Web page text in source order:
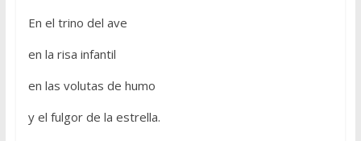
En el trino del ave
en la risa infantil
en las volutas de humo
y el fulgor de la estrella.